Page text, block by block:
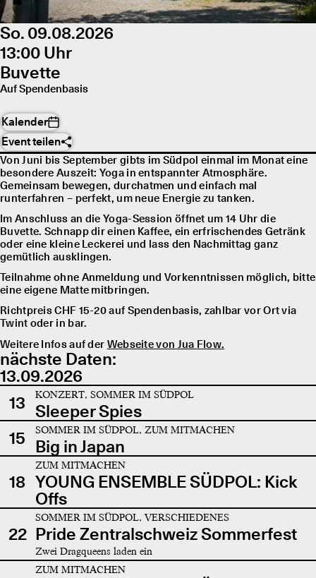
So. 09.08.2026
13:00 Uhr
Buvette
Auf Spendenbasis
Kalender
Event teilen
Von Juni bis September gibts im Südpol einmal im Monat eine
besondere Auszeit: Yoga in entspannter Atmosphäre.
Gemeinsam bewegen, durchatmen und einfach mal
runterfahren – perfekt, um neue Energie zu tanken.
Im Anschluss an die Yoga-Session öffnet um 14 Uhr die
Buvette. Schnapp dir einen Kaffee, ein erfrischendes Getränk
oder eine kleine Leckerei und lass den Nachmittag ganz
gemütlich ausklingen.
Teilnahme ohne Anmeldung und Vorkenntnissen möglich, bitte
eine eigene Matte mitbringen.
Richtpreis CHF 15-20 auf Spendenbasis, zahlbar vor Ort via
Twint oder in bar.
Weitere Infos auf der Webseite von Jua Flow.
nächste Daten:
13.09.2026
13
KONZERT, SOMMER IM SÜDPOL
Sleeper Spies
15
SOMMER IM SÜDPOL, ZUM MITMACHEN
Big in Japan
18
ZUM MITMACHEN
YOUNG ENSEMBLE SÜDPOL: Kick
Offs
22
SOMMER IM SÜDPOL, VERSCHIEDENES
Pride Zentralschweiz Sommerfest
Zwei Dragqueens laden ein
ZUM MITMACHEN